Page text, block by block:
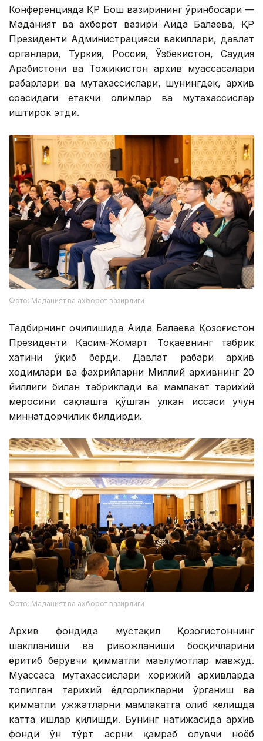
Конференцияда ҚР Бош вазирининг ўринбосари —
Маданият ва ахборот вазири Аида Балаева, ҚР
Президенти Администрацияси вакиллари, давлат
органлари, Туркия, Россия, Ўзбекистон, Саудия
Арабистони ва Тожикистон архив муассасалари
раҳбарлари ва мутахассислари, шунингдек, архив
соҳасидаги етакчи олимлар ва мутахассислар
иштирок этди.
Фото: Маданият ва ахборот вазирлиги
Тадбирнинг очилишида Аида Балаева Қозоғистон
Президенти Қасим-Жомарт Тоқаевнинг табрик
хатини ўқиб берди. Давлат раҳбари архив
ходимлари ва фахрийларни Миллий архивнинг 20
йиллиги билан табриклади ва мамлакат тарихий
меросини сақлашга қўшган улкан ҳиссаси учун
миннатдорчилик билдирди.
Фото: Маданият ва ахборот вазирлиги
Архив фондида мустақил Қозоғистоннинг
шаклланиши ва ривожланиши босқичларини
ёритиб берувчи қимматли маълумотлар мавжуд.
Муассаса мутахассислари хорижий архивларда
топилган тарихий ёдгорликларни ўрганиш ва
қимматли ҳужжатларни мамлакатга олиб келишда
катта ишлар қилишди. Бунинг натижасида архив
фонди ўн тўрт асрни қамраб олувчи ноёб